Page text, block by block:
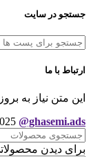
جستجو در سایت
ارتباط با ما
این متن نیاز به
@ghasemi.ads
برای دیدن